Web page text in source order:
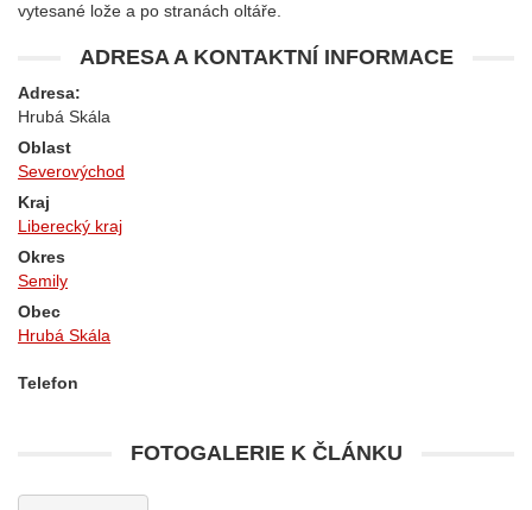
vytesané lože a po stranách oltáře.
ADRESA A KONTAKTNÍ INFORMACE
Adresa:
Hrubá Skála
Oblast
Severovýchod
Kraj
Liberecký kraj
Okres
Semily
Obec
Hrubá Skála
Telefon
FOTOGALERIE K ČLÁNKU